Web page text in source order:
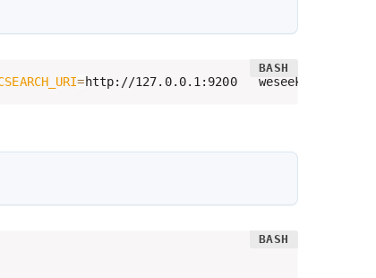
=http://127.0.0.1:9200   weseek/